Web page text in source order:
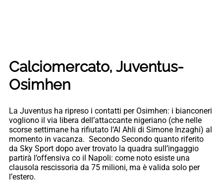
Calciomercato, Juventus-
Osimhen
La Juventus ha ripreso i contatti per Osimhen: i bianconeri
vogliono il via libera dell’attaccante nigeriano (che nelle
scorse settimane ha rifiutato l’Al Ahli di Simone Inzaghi) al
momento in vacanza. Secondo Secondo quanto riferito
da Sky Sport dopo aver trovato la quadra sull’ingaggio
partirà l’offensiva co il Napoli: come noto esiste una
clausola rescissoria da 75 milioni, ma è valida solo per
l’estero.